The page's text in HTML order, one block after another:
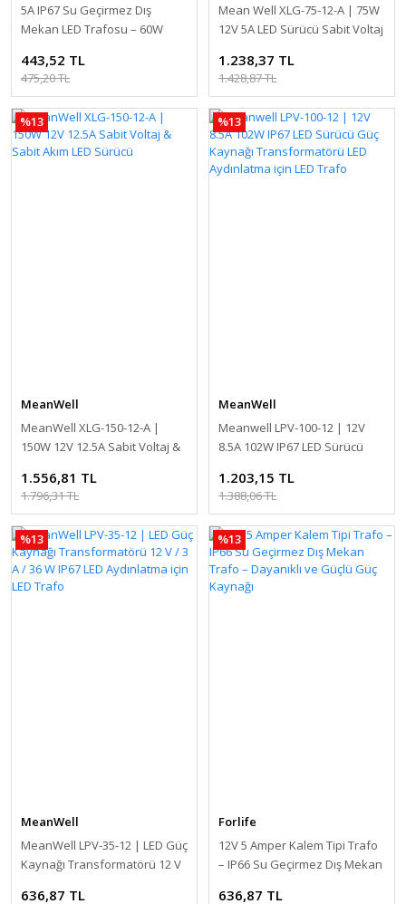
5A IP67 Su Geçirmez Dış
Mekan LED Trafosu – 60W
Dönüştürücü Adaptör
443,52 TL
475,20 TL
Mean Well XLG-75-12-A | 75W
12V 5A LED Sürücü Sabit Voltaj
1.238,37 TL
1.428,87 TL
%13
MeanWell
MeanWell XLG-150-12-A |
150W 12V 12.5A Sabit Voltaj &
1.556,81 TL
1.796,31 TL
%13
MeanWell
Meanwell LPV-100-12 | 12V
8.5A 102W IP67 LED Sürücü
LED Aydınlatma için LED Trafo
1.203,15 TL
1.388,06 TL
%13
MeanWell
MeanWell LPV-35-12 | LED Güç
Kaynağı Transformatörü 12 V
636,87 TL
%13
Forlife
12V 5 Amper Kalem Tipi Trafo
– IP66 Su Geçirmez Dış Mekan
636,87 TL